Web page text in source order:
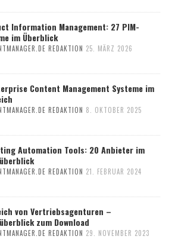
Information Management: 27 PIM-
im Überblick
REDAKTION 25. MÄRZ 2026
Content Management Systeme im
REDAKTION 8. OKTOBER 2025
Automation Tools: 20 Anbieter im
REDAKTION 21. FEBRUAR 2024
von Vertriebsagenturen –
zum Download
REDAKTION 29. NOVEMBER 2023